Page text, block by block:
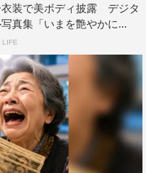
衣装で美ボディ披露 デジタ
写真集「いまを艶やかに...
LIFE